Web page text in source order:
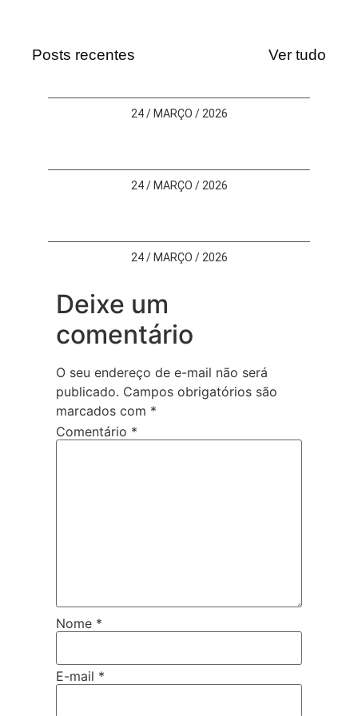
Posts recentes Ver tudo
24 / MARÇO / 2026
24 / MARÇO / 2026
24 / MARÇO / 2026
Deixe um
comentário
O seu endereço de e-mail não será
publicado. Campos obrigatórios são
marcados com *
Comentário *
Nome *
E-mail *